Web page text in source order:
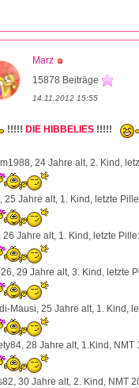
Marz
15878 Beiträge
14.11.2012 15:55
!!!!! DIE HIBBELIES !!!!!
24 Jahre alt, 2. Kind,
25 Jahre alt, 1. Kind, letzte
26 Jahre alt, 1. Kind, letzte
29 Jahre alt, 3. Kind, letzte
Mausi, 25 Jahre alt, 1. Kind,
28 Jahre alt, 1.Kind, NMT
30 Jahre alt, 2. Kind, NMT